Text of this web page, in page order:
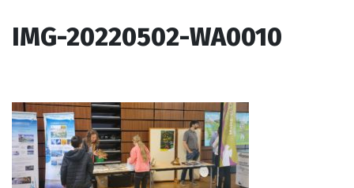
IMG-20220502-WA0010